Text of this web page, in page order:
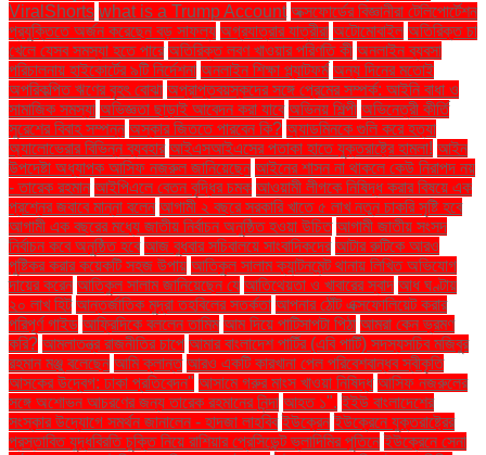
ViralShorts what is a Trump Account অক্সফোর্ডের বিজ্ঞানীরা টেলিপোর্টেশন
প্রযুক্তিতে অর্জন করেছেন বড় সাফল্য অগ্রযাত্রার যাত্রীরা অটোমোবাইল অতিরিক্ত চা
খেলে যেসব সমস্যা হতে পারে অতিরিক্ত লবণ খাওয়ার পরিণতি কী অনলাইন ব্যবসা
পরিচালনায় হাইকোর্টের ৯টি নির্দেশনা অনলাইন শিক্ষা প্ল্যাটফর্ম অন্য দিনের মতোই
অপরিকল্পিত ঋণের বৃহৎ বোঝা অপ্রাপ্তবয়স্কদের সঙ্গে প্রেমের সম্পর্ক: আইনি বাধা ও
সামাজিক সমস্যা অভিজ্ঞতা ছাড়াই আবেদন করা যাবে অভিনয় শিল্পী অভিনেত্রী কীর্তি
সুরেশের বিবাহ সম্পন্ন অস্কার জিততে পারবেন কি? অ্যাডমিনকে গুলি করে হত্যা
অ্যালোভেরার বিভিন্ন ব্যবহার আইএসআইএসের পতাকা হাতে যুক্তরাষ্ট্রে হামলা! আইন
উপদেষ্টা অধ্যাপক আসিফ নজরুল জানিয়েছেন আইনের শাসন না থাকলে কেউ নিরাপদ নয়
- তারেক রহমান আইপিএলে বেতন বৃদ্ধির চমক আওয়ামী লীগকে নিষিদ্ধ করার বিষয়ে এক
প্রশ্নের জবাবে মান্না বলেন আগামী ২ বছরে সরকারি খাতে ৫ লাখ নতুন চাকরি সৃষ্টি হবে
আগামী এক বছরের মধ্যে জাতীয় নির্বাচন অনুষ্ঠিত হওয়া উচিত আগামী জাতীয় সংসদ
নির্বাচন কবে অনুষ্ঠিত হবে আজ বুধবার সচিবালয়ে সাংবাদিকদের আটার রুটিকে আরও
পুষ্টিকর করার কয়েকটি সহজ উপায় আতিকুল সালাম ক্যান্টনমেন্ট থানায় লিখিত অভিযোগ
দায়ের করেন আতিকুল সালাম জানিয়েছেন যে আতিথেয়তা ও খাবারের স্বাদ আধ ঘণ্টায়
২০ লাখ হিট আন্তর্জাতিক মুদ্রা তহবিলের সতর্কতা আপনার ঠোঁট এক্সফোলিয়েট করার
পরিপূর্ণ গাইড আফ্রিদিকে বললেন তামিম আম দিয়ে পাটিসাপটা পিঠা আমরা কেন ভ্রমণ
করি? আমলাতন্ত্র রাজনীতির চাপে আমার বাংলাদেশ পার্টির (এবি পার্টি) সদস্যসচিব মজিবুর
রহমান মঞ্জু বলেছেন আমি ক্লান্ত আরও একটি কারখানা পেল পরিবেশবান্ধব স্বীকৃতি
আসকের উদ্বেগ: ঢাকা প্রতিবেদন" আসামে গরুর মাংস খাওয়া নিষিদ্ধ আসিফ নজরুলের
সঙ্গে অশোভন আচরণের জন্য তারেক রহমানের নিন্দা আহত ১". ইইউ বাংলাদেশের
সংস্কার উদ্যোগে সমর্থন জানালেন - হাদজা লাহবিব ইউক্রেন ইউক্রেনে যুক্তরাষ্ট্রের
প্রস্তাবিত যুদ্ধবিরতি চুক্তি নিয়ে রাশিয়ার প্রেসিডেন্ট ভ্লাদিমির পুতিনে ইউক্রেনে সেনা